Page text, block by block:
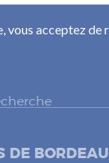
vous acceptez
DE